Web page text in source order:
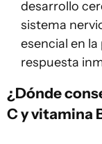
desarrollo
sistema
esencial en
respuesta
¿Dónde
C y vitamina